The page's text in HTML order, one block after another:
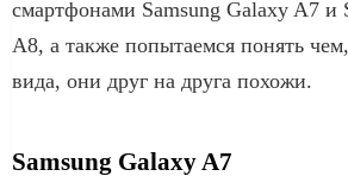
смартфонами Samsung Galaxy A7 и
A8, а также попытаемся понять
вида, они друг на друга похожи.
Samsung Galaxy A7